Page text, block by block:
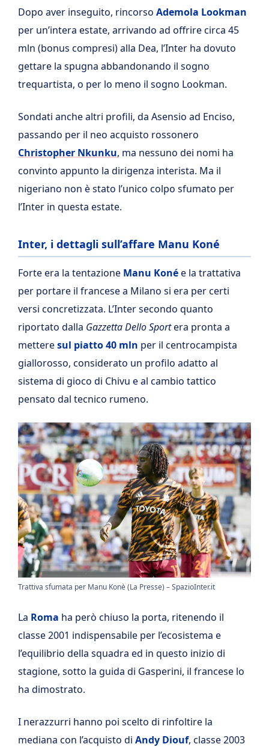
Dopo aver inseguito, rincorso Ademola Lookman
per un’intera estate, arrivando ad offrire circa 45
mln (bonus compresi) alla Dea, l’Inter ha dovuto
gettare la spugna abbandonando il sogno
trequartista, o per lo meno il sogno Lookman.
Sondati anche altri profili, da Asensio ad Enciso,
passando per il neo acquisto rossonero
Christopher Nkunku, ma nessuno dei nomi ha
convinto appunto la dirigenza interista. Ma il
nigeriano non è stato l’unico colpo sfumato per
l’Inter in questa estate.
Inter, i dettagli sull’affare Manu Koné
Forte era la tentazione Manu Konée la trattativa
per portare il francese a Milano si era per certi
versi concretizzata. L’Inter secondo quanto
riportato dalla Gazzetta Dello Sportera pronta a
metteresul piatto 40 mln per il centrocampista
giallorosso, considerato un profilo adatto al
sistema di gioco di Chivu e al cambio tattico
pensato dal tecnico rumeno.
Trattiva sfumata per Manu Konè (La Presse) – SpazioInter.it
La Roma ha però chiuso la porta, ritenendo il
classe 2001 indispensabile per l’ecosistema e
l’equilibrio della squadra ed in questo inizio di
stagione, sotto la guida di Gasperini, il francese lo
ha dimostrato.
I nerazzurri hanno poi scelto di rinfoltire la
mediana con l’acquisto di Andy Diouf, classe 2003